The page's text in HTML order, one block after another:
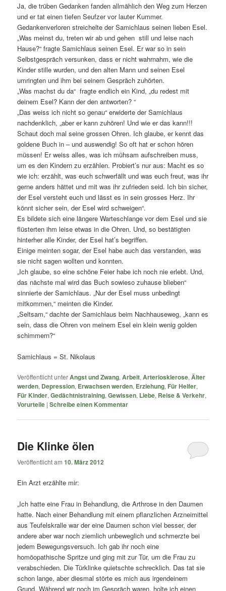
Ja, die trüben Gedanken fanden allmählich den Weg zum Herzen
und er tat einen tiefen Seufzer vor lauter Kummer.
Gedankenverloren streichelte der Samichlaus seinen lieben Esel.
„Was meinst du, treten wir ab und gehen still und leise nach
Hause?“ fragte Samichlaus seinen Esel. Er war so in sein
Selbstgespräch versunken, dass er nicht wahrnahm, wie die
Kinder stille wurden, und den alten Mann und seinen Esel
umringten und ihm bei seinem Gespräch zuhörten.
„Was machst du da“ fragte endlich ein Kind, „du redest mit
deinem Esel? Kann der den antworten? “
„Das weiss ich nicht so genau“ erwiderte der Samichlaus
nachdenklich, „aber er kann zuhören! Und wie er das kann!!!
Schaut doch mal seine grossen Ohren. Ich glaube, er kennt das
goldene Buch in – und auswendig! So oft hat er schon hören
müssen! Er weiss alles, was ich mühsam aufschreiben muss,
um es den Kindern zu erzählen. Probiert’s nur aus: Macht es so
wie ich: erzählt, was euch schwerfällt und was euch freut, was ihr
gerne anders hättet und mit was ihr zufrieden seid. Ich bin sicher,
der Esel versteht euch und lässt es in sein grosses Herz. Ihr
könnt sicher sein, der Esel wird schweigen“.
Es bildete sich eine längere Warteschlange vor dem Esel und sie
flüsterten ihm leise etwas in die Ohren. Und, so bestätigten
hinterher alle Kinder, der Esel hat’s begriffen.
Einige meinten sogar, der Esel habe auch das verstanden, was
sie nicht sagen wollten und konnten.
„Ich glaube, so eine schöne Feier habe ich noch nie erlebt. Und,
das nächste mal wird das Buch sowieso zuhause blieben“
sinnierte der Samichlaus. „Nur der Esel muss unbedingt
mitkommen,“ meinten die Kinder.
„Seltsam,“ dachte der Samichlaus beim Nachhauseweg, „kann es
sein, dass die Ohren von meinem Esel ein klein wenig golden
schimmern?“
Samichlaus = St. Nikolaus
Veröffentlicht unterAngst und Zwang,Arbeit,Arteriosklerose,Älter
werden, Depression, Erwachsen werden, Erziehung, Für Helfer,
Für Kinder,Gedächtnistraining,Gewissen, Liebe, Reise & Verkehr,
Vorurteile |Schreibe einen Kommentar
Die Klinke ölen
Veröffentlicht am10. März 2012
Ein Arzt erzählte mir:
„Ich hatte eine Frau in Behandlung, die Arthrose in den Daumen
hatte. Nach einer Behandlung mit einem pflanzlichen Arzneimittel
aus Teufelskralle war der eine Daumen schon viel besser, der
andere aber war noch ziemlich unbeweglich und schmerzte bei
jedem Bewegungsversuch. Ich gab ihr noch eine
homöopathische Spritze und ging mit zur Tür, um die Frau zu
verabschieden. Die Türklinke quietschte schrecklich. Das tat sie
schon lange, aber diesmal störte es mich aus irgendeinem
Grund. Während wir noch im Gespräch waren, holte ich einen